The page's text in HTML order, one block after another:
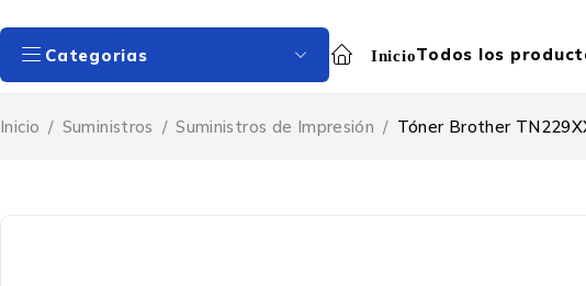
Categorias InicioTodos los
Inicio / Suministros / Suministros de Impresión / Tóner Brother